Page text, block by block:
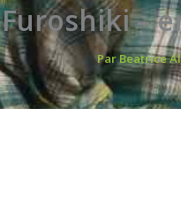
Furoshiki –
ParBeatrice